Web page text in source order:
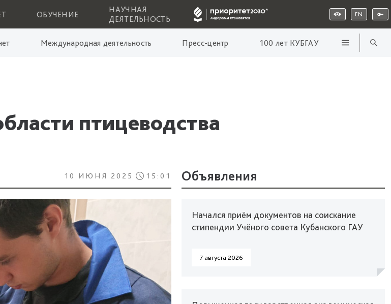
ОБУЧЕНИЕ
НАУЧНАЯ
ДЕЯТЕЛЬНОСТЬ
EN
Международная деятельность Пресс-центр 100 лет КУБГАУ
птицеводства
10 ИЮНЯ 2025 15:01 Объявления
Начался приём документов на соискание
стипендии Учёного совета Кубанского ГАУ
7 августа 2026